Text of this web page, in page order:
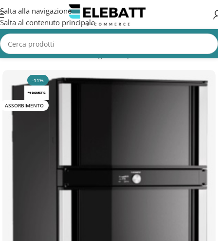
Salta alla navigazione
Salta al contenuto principale
Home/Accessori Nautica/Frigorifero per Barca
-11%
ASSORBIMENTO